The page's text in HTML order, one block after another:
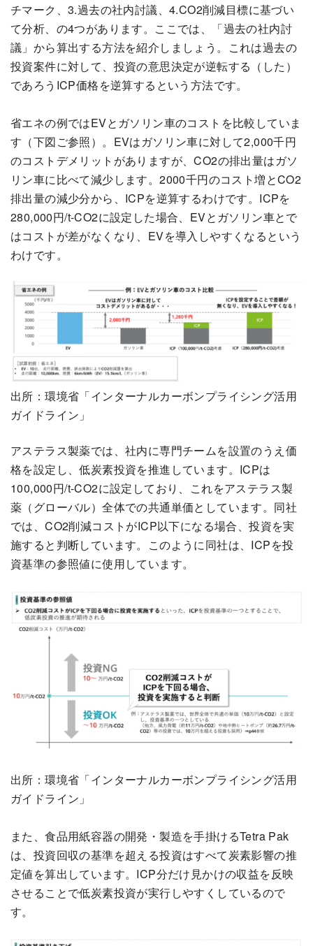
チマーク、3.過去の社内討議、4.CO2削減目標に基づい
て分析、の4つがあります。ここでは、「過去の社内討
議」から算出する方法を紹介しましょう。これは過去の
投資案件に対して、投資の意思決定が逆転する（した）
であろうICP価格を逆算するという方法です。
省エネの例ではEVとガソリン車のコストを比較していま
す（下図ご参照）。EVはガソリン車に対して2,000千円
のコストデメリットがありますが、CO2の排出量はガソ
リン車に比べて減少します。2000千円のコスト増とCO2
排出量の減少分から、ICPを逆算するわけです。ICPを
280,000円/t-CO2に設定した場合、EVとガソリン車とで
はコストが差がなくなり、EVを導入しやすくなるという
わけです。
出所：環境省「インターナルカーボンプライシング活用
ガイドライン」
アステラス製薬では、社内に専門チームを設置のうえ価
格を設定し、低炭素投資を推進しています。ICPは
100,000円/t-CO2に設定しており、これをアステラス製
薬（グローバル）全体での共通単価としています。同社
では、CO2削減コストがICP以下になる場合、投資を実
施すると判断しています。このように同社は、ICPを投
資基準の参照値に使用しています。
出所：環境省「インターナルカーボンプライシング活用
ガイドライン」
また、食品用紙容器の開発・製造を手掛けるTetra Pak
は、投資回収の基準を超える投資はすべて炭素影響の推
定値を算出しています。ICP分だけ見かけの収益を反映
させることで低炭素投資が実行しやすくしているので
す。